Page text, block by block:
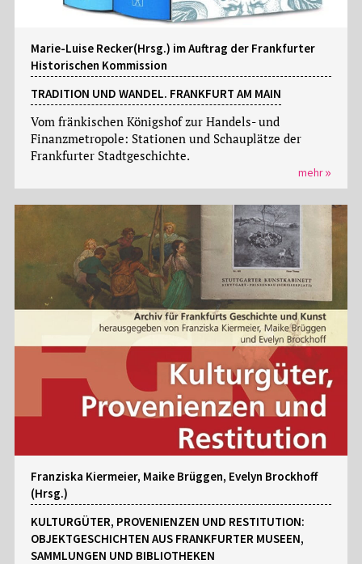
Marie-Luise Recker(Hrsg.) im Auftrag der Frankfurter
Historischen Kommission
TRADITION UND WANDEL. FRANKFURT AM MAIN
Vom fränkischen Königshof zur Handels- und
Finanzmetropole: Stationen und Schauplätze der
Frankfurter Stadtgeschichte.
mehr
Franziska Kiermeier, Maike Brüggen, Evelyn Brockhoff
(Hrsg.)
KULTURGÜTER, PROVENIENZEN UND RESTITUTION:
OBJEKTGESCHICHTEN AUS FRANKFURTER MUSEEN,
SAMMLUNGEN UND BIBLIOTHEKEN